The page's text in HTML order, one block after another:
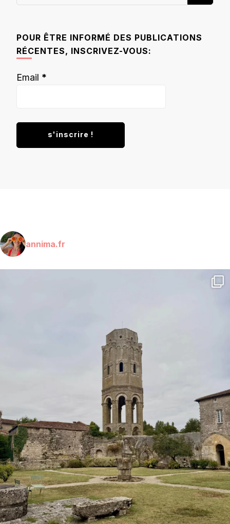
POUR ÊTRE INFORMÉ DES PUBLICATIONS
RÉCENTES, INSCRIVEZ-VOUS:
Email *
annima.fr